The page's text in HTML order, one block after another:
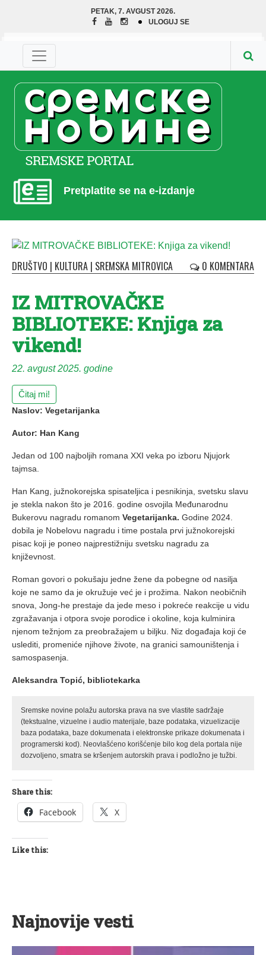
PETAK, 7. AVGUST 2026.
ULOGUJ SE
Pretplatite se na e-izdanje
DRUŠTVO | KULTURA | SREMSKA MITROVICA 0 KOMENTARA
IZ MITROVAČKE
BIBLIOTEKE: Knjiga za
vikend!
22. avgust 2025. godine
Čitaj mi!
Naslov: Vegetarijanka
Autor: Han Kang
Jedan od 100 najboljih romana XXI veka po izboru Njujork
tajmsa.
Han Kang, južnokorejska spisateljica i pesnikinja, svetsku slavu
je stekla nakon što je 2016. godine osvojila Međunarodnu
Bukerovu nagradu romanom Vegetarijanka. Godine 2024.
dobila je Nobelovu nagradu i time postala prvi južnokorejski
pisac koji je poneo najprestižniju svetsku nagradu za
književnost.
Roman govori o pokušaju jedne žene da pobegne od nasilja
koje ne samo da je okružuje već je i prožima. Nakon neobičnih
snova, Jong-he prestaje da jede meso i pokreće reakcije u vidu
zgražavanja i otpora svoje porodice i okoline, koja kulminira
njenom težnjom za preobražajem u biljku. Niz događaja koji će
uslediti, promeniće njihove živote, na granici samouništenja i
samospasenja.
Aleksandra Topić, bibliotekarka
Sremske novine polažu autorska prava na sve vlastite sadržaje
(tekstualne, vizuelne i audio materijale, baze podataka, vizuelizacije
baza podataka, baze dokumenata i elektronske prikaze dokumenata i
programerski kod). Neovlašćeno korišćenje bilo kog dela portala nije
dozvoljeno, smatra se kršenjem autorskih prava i podložno je tužbi.
Share this:
Facebook X
Like this:
Najnovije vesti